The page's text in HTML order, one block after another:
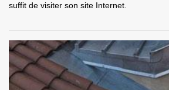
suffit de visiter son site Internet.